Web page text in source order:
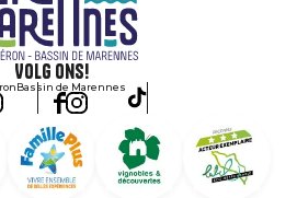
Volg ons!
Bassin de Marennes